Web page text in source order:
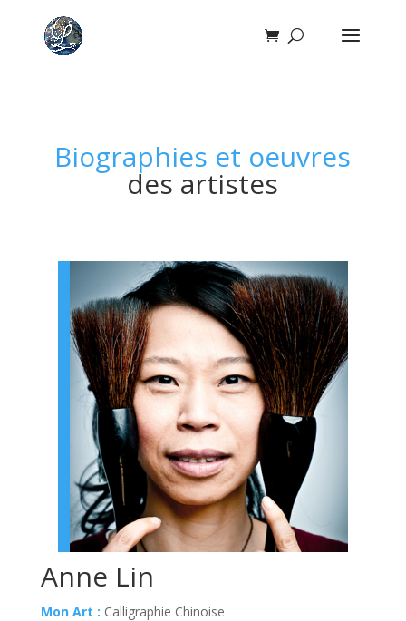
Biographies et oeuvres
des artistes
Anne Lin
Mon Art : Calligraphie Chinoise